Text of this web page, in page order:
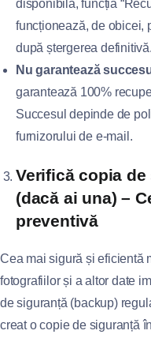
disponibilă, funcția
funcționează, de obicei,
după ștergerea definitivă.
Nu garantează
garantează 100%
Succesul depinde de
furnizorului de e-mail.
Verifică copia
(dacă ai una) –
preventivă
Cea mai sigură și eficientă
fotografiilor și a altor date
de siguranță (backup)
creat o copie de siguranță